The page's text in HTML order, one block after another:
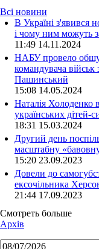
Всі новини
В Україні з'явився
і чому ним можуть
11:49 14.11.2024
НАБУ провело
командувача
Пашинський
15:08 14.05.2024
Наталія Холоденко
українських дітей-
18:31 15.03.2024
Другий день
масштабну
15:20 23.09.2023
Довели до
ексочільника
21:44 17.09.2023
Смотреть больше
Архів